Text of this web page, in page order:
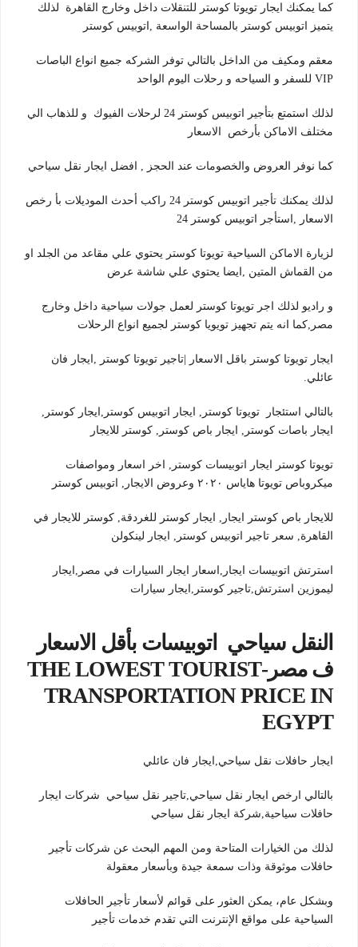
كما يمكنك ايجار تويوتا كوستر للتنقلات داخل وخارج القاهرة لذلك
يتميز اتوبيس كوستر بالمساحة الواسعة ,اتوبيس كوستر
معقم ومكيف من الداخل بالتالي توفر الشركه جميع انواع الباصات
VIP للسفر و السياحه و رحلات اليوم الواحد
لذلك استمتع بتأجير اتوبيس كوستر 24 لرحلات الفيوك و للذهاب الي
مختلف الاماكن بأرخص الاسعار
كما نوفر العروض والخصومات عند الحجز , افضل ايجار نقل سياحي
لذلك يمكنك تأجير اتوبيس كوستر 24 راكب أحدث الموديلات بأ رخص
الاسعار ,استأجر اتوبيس كوستر 24
لزيارة الاماكن السياحية تويوتا كوستر يحتوي علي مقاعد من الجلد او
من القماش المتين ,ايضا يحتوي علي شاشة عرض
و راديو لذلك اجر تويوتا كوستر لعمل جولات سياحية داخل وخارج
مصر,كما انه يتم تجهيز تويويا كوستر لجميع انواع الرحلات
ايجار تويوتا كوستر باقل الاسعار |تاجير تويوتا كوستر ,ايجار فان
عائلي.
بالتالي استئجار تويوتا كوستر, ايجار اتوبيس كوستر,ايجار كوستر,
ايجار باصات كوستر, ايجار باص كوستر, كوستر للايجار
تويوتا كوستر ايجار اتوبيسات كوستر, اخر اسعار ومواصفات
ميكروباص تويوتا هاياس ٢٠٢٠ وعروض الايجار, اتوبيس كوستر
للايجار باص كوستر ايجار, ايجار كوستر للغردقة, كوستر للايجار في
القاهرة, سعر تاجير اتوبيس كوستر, ايجار لينكولن
استرتش اتوبيسات ايجار,اسعار ايجار السيارات في مصر,ايجار
ليموزين استرتش,تاجير كوستر,ايجار سيارات
النقل سياحي اتوبيسات بأقل الاسعار
ف مصر-THE LOWEST TOURIST
TRANSPORTATION PRICE IN
EGYPT
ايجار حافلات نقل سياحي,ايجار فان عائلي
بالتالي ارخص ايجار نقل سياحي,تاجير نقل سياحي شركات ايجار
حافلات سياحية,شركة ايجار نقل سياحي
لذلك من الخيارات المتاحة ومن المهم البحث عن شركات تأجير
حافلات موثوقة وذات سمعة جيدة وبأسعار معقولة
وبشكل عام، يمكن العثور على قوائم لأسعار تأجير الحافلات
السياحية على مواقع الإنترنت التي تقدم خدمات تأجير